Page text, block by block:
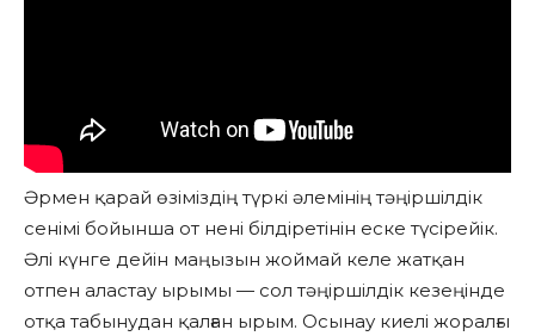
Әрмен қарай өзіміздің түркі әлемінің тәңіршілдік
сенімі бойынша от нені білдіретінін еске түсірейік.
Әлі күнге дейін маңызын жоймай келе жатқан
отпен аластау ырымы — сол тәңіршілдік кезеңінде
отқа табынудан қалған ырым. Осынау киелі жоралғы